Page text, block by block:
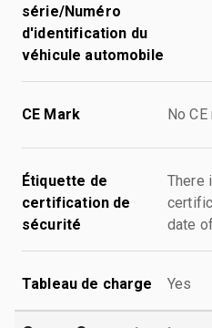
série/Numéro
d'identification du
véhicule automobile
CE Mark No
Étiquette de
certification de
sécurité
There
date
Tableau de charge Yes